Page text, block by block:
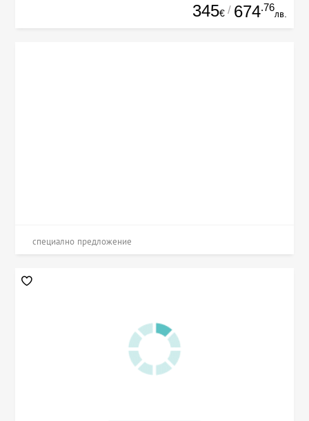
345€ / 674.76
лв.
специално предложение